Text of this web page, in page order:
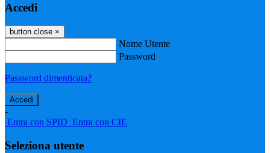
Accedi
button close ×
Nome Utente
Password
Password dimenticata?
-
Entra con SPID Entra con CIE
Seleziona utente